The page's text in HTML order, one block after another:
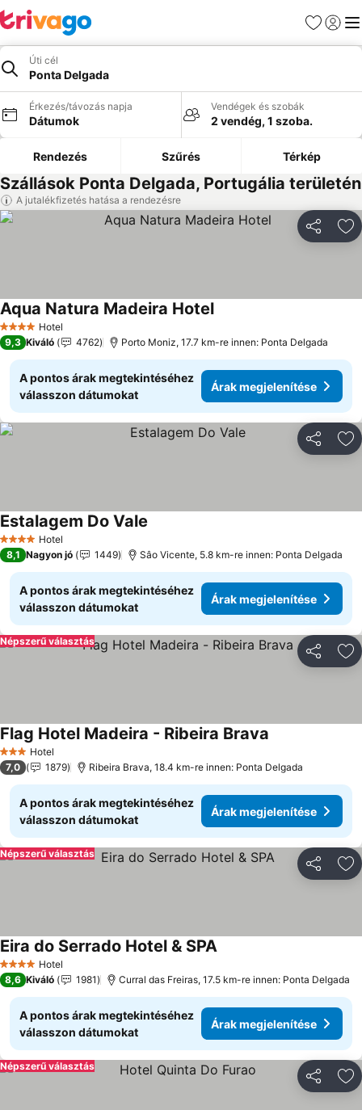
Kedvencek
Úti cél
Ponta Delgada
Érkezés/távozás napja
Dátumok
Vendégek és szobák
2 vendég, 1 szoba.
Rendezés Szűrés Térkép
Szállások Ponta Delgada, Portugália területén
A jutalékfizetés hatása a rendezésre
4 KategóriaHotel
Aqua Natura Madeira HotelÁrak megjelenítése
9,3 Kiváló 4762 Porto Moniz, 17.7 km-re innen: Ponta Delgada
A pontos árak megtekintéséhez
válasszon dátumokat
Árak megjelenítése
4 KategóriaHotel
Estalagem Do Vale
8,1 Nagyon jó 1449 Sâo Vicente, 5.8 km-re innen: Ponta Delgada
A pontos árak megtekintéséhez
válasszon dátumokat
Árak megjelenítése
Népszerű választás
3 Kategória
Hotel
Flag Hotel Madeira - Ribeira Brava
7,0 1879 Ribeira Brava, 18.4 km-re innen: Ponta Delgada
A pontos árak megtekintéséhez
válasszon dátumokat
Árak megjelenítése
Népszerű választás
4 KategóriaHotel
Eira do Serrado Hotel & SPAÁrak megjelenítése
8,6 Kiváló 1981 Curral das Freiras, 17.5 km-re innen: Ponta Delgada
A pontos árak megtekintéséhez
válasszon dátumokat
Árak megjelenítése
Népszerű választás